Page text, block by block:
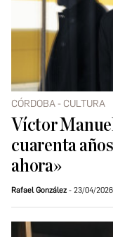
CÓRDOBA - CULTURA
Víctor
cuarenta
ahora»
Rafael González 23/04/2026